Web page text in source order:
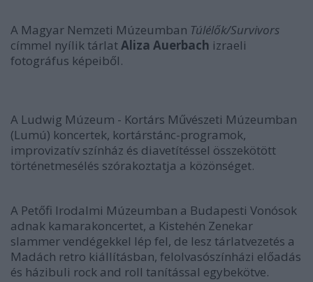
A Magyar Nemzeti Múzeumban Túlélők/Survivors
címmel nyílik tárlatAliza Auerbach izraeli
fotográfus képeiből.
A Ludwig Múzeum - Kortárs Művészeti Múzeumban
(Lumú) koncertek, kortárstánc-programok,
improvizatív színház és diavetítéssel összekötött
történetmesélés szórakoztatja a közönséget.
A Petőfi Irodalmi Múzeumban a Budapesti Vonósok
adnak kamarakoncertet, a Kistehén Zenekar
slammer vendégekkel lép fel, de lesz tárlatvezetés a
Madách retro kiállításban, felolvasószínházi előadás
és házibuli rock and roll tanítással egybekötve.